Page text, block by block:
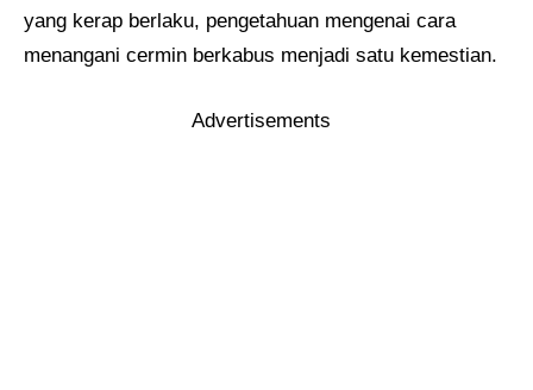
yang kerap berlaku, pengetahuan mengenai cara
menangani cermin berkabus menjadi satu kemestian.
Advertisements